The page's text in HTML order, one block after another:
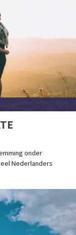
onder
Nederlanders